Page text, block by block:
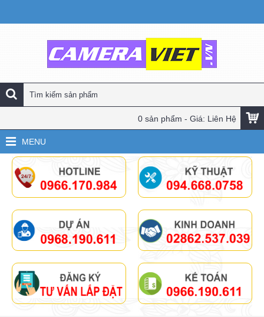
0 sản phẩm - Giá: Liên Hệ
MENU